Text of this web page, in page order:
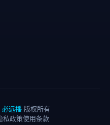
必远播 版权所有
私政策使用条款